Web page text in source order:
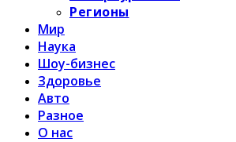
Регионы
Мир
Наука
Шоу-бизнес
Здоровье
Авто
Разное
О нас